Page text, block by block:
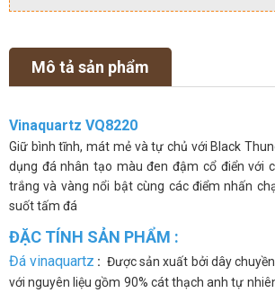
Mô tả sản phẩm
Vinaquartz VQ8220
Giữ bình tĩnh, mát mẻ và tự chủ với Black
dụng đá nhân tạo màu đen đậm cổ điển với
trắng và vàng nổi bật cùng các điểm nhấn
suốt tấm đá
ĐẶC TÍNH SẢN PHẨM :
Đá vinaquartz : Được sản xuất bởi dây
với nguyên liệu gồm 90% cát thạch anh tự